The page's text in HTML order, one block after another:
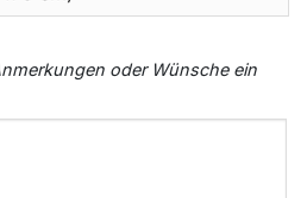
oder Wünsche ein